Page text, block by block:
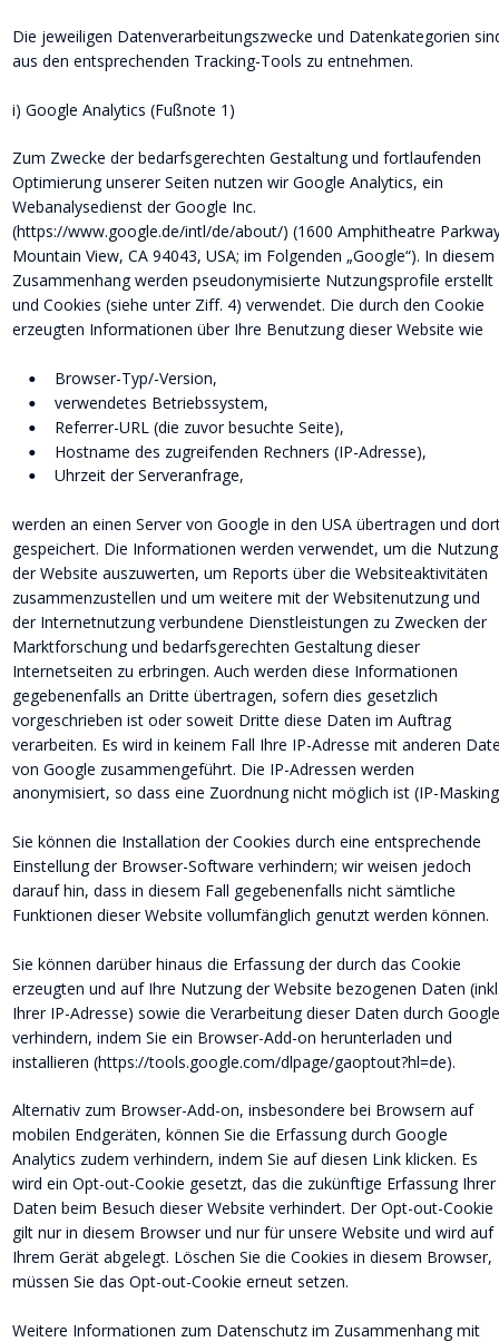
Die jeweiligen Datenverarbeitungszwecke und Datenkategorien
aus den entsprechenden Tracking-Tools zu entnehmen.
i) Google Analytics (Fußnote 1)
Zum Zwecke der bedarfsgerechten Gestaltung und fortlaufenden
Optimierung unserer Seiten nutzen wir Google Analytics, ein
Webanalysedienst der Google Inc.
(https://www.google.de/intl/de/about/) (1600 Amphitheatre
Mountain View, CA 94043, USA; im Folgenden „Google“). In diesem
Zusammenhang werden pseudonymisierte Nutzungsprofile erstellt
und Cookies (siehe unter Ziff. 4) verwendet. Die durch den Cookie
erzeugten Informationen über Ihre Benutzung dieser Website wie
• Browser-Typ/-Version,
• verwendetes Betriebssystem,
• Referrer-URL (die zuvor besuchte Seite),
• Hostname des zugreifenden Rechners (IP-Adresse),
• Uhrzeit der Serveranfrage,
werden an einen Server von Google in den USA übertragen und
gespeichert. Die Informationen werden verwendet, um die
der Website auszuwerten, um Reports über die Websiteaktivitäten
zusammenzustellen und um weitere mit der Websitenutzung und
der Internetnutzung verbundene Dienstleistungen zu Zwecken der
Marktforschung und bedarfsgerechten Gestaltung dieser
Internetseiten zu erbringen. Auch werden diese Informationen
gegebenenfalls an Dritte übertragen, sofern dies gesetzlich
vorgeschrieben ist oder soweit Dritte diese Daten im Auftrag
verarbeiten. Es wird in keinem Fall Ihre IP-Adresse mit anderen
von Google zusammengeführt. Die IP-Adressen werden
anonymisiert, so dass eine Zuordnung nicht möglich ist (IP-
Sie können die Installation der Cookies durch eine entsprechende
Einstellung der Browser-Software verhindern; wir weisen jedoch
darauf hin, dass in diesem Fall gegebenenfalls nicht sämtliche
Funktionen dieser Website vollumfänglich genutzt werden können.
Sie können darüber hinaus die Erfassung der durch das Cookie
erzeugten und auf Ihre Nutzung der Website bezogenen Daten
Ihrer IP-Adresse) sowie die Verarbeitung dieser Daten durch
verhindern, indem Sie ein Browser-Add-on herunterladen und
installieren (https://tools.google.com/dlpage/gaoptout?hl=de).
Alternativ zum Browser-Add-on, insbesondere bei Browsern auf
mobilen Endgeräten, können Sie die Erfassung durch Google
Analytics zudem verhindern, indem Sie auf diesen Link klicken. Es
wird ein Opt-out-Cookie gesetzt, das die zukünftige Erfassung Ihrer
Daten beim Besuch dieser Website verhindert. Der Opt-out-Cookie
gilt nur in diesem Browser und nur für unsere Website und wird auf
Ihrem Gerät abgelegt. Löschen Sie die Cookies in diesem Browser,
müssen Sie das Opt-out-Cookie erneut setzen.
Weitere Informationen zum Datenschutz im Zusammenhang mit